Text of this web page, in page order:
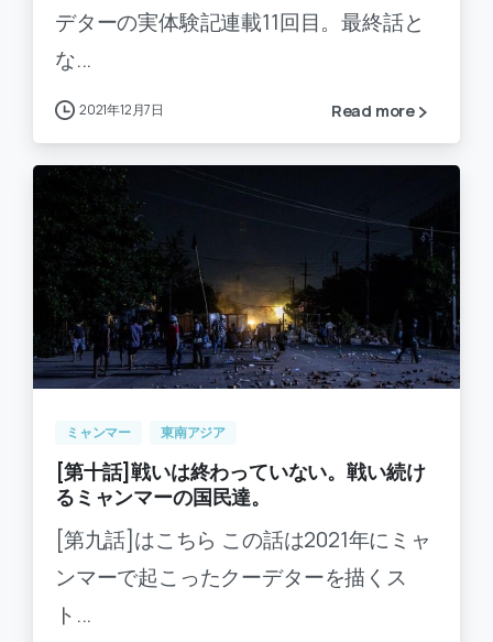
デターの実体験記連載11回目。最終話と
な...
2021年12月7日 Read more
0 -
ミャンマー 東南アジア
[第十話]戦いは終わっていない。戦い続け
るミャンマーの国民達。
[第九話]はこちら この話は2021年にミャ
ンマーで起こったクーデターを描くス
ト...